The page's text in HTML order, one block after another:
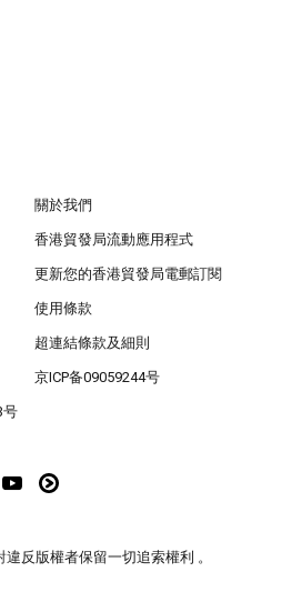
關於我們
香港貿發局流動應用程式
更新您的香港貿發局電郵訂閱
使用條款
超連結條款及細則
京ICP备09059244号
号
反版權者保留一切追索權利 。